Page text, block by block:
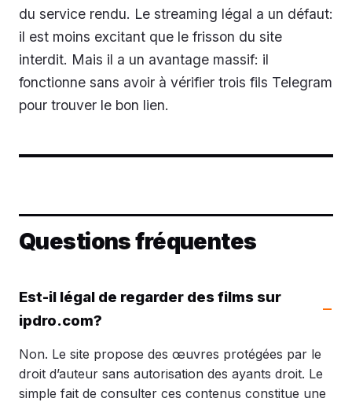
du service rendu. Le streaming légal a un défaut:
il est moins excitant que le frisson du site
interdit. Mais il a un avantage massif: il
fonctionne sans avoir à vérifier trois fils Telegram
pour trouver le bon lien.
Questions fréquentes
Est-il légal de regarder des films sur
ipdro.com?
Non. Le site propose des œuvres protégées par le
droit d’auteur sans autorisation des ayants droit. Le
simple fait de consulter ces contenus constitue une